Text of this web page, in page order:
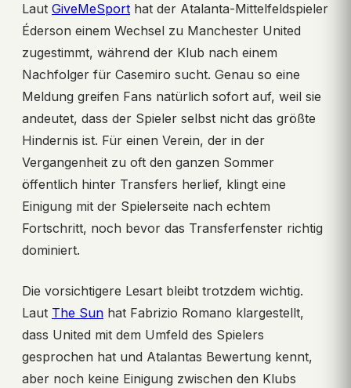
Laut GiveMeSport hat der Atalanta-Mittelfeldspieler
Éderson einem Wechsel zu Manchester United
zugestimmt, während der Klub nach einem
Nachfolger für Casemiro sucht. Genau so eine
Meldung greifen Fans natürlich sofort auf, weil sie
andeutet, dass der Spieler selbst nicht das größte
Hindernis ist. Für einen Verein, der in der
Vergangenheit zu oft den ganzen Sommer
öffentlich hinter Transfers herlief, klingt eine
Einigung mit der Spielerseite nach echtem
Fortschritt, noch bevor das Transferfenster richtig
dominiert.
Die vorsichtigere Lesart bleibt trotzdem wichtig.
Laut The Sun hat Fabrizio Romano klargestellt,
dass United mit dem Umfeld des Spielers
gesprochen hat und Atalantas Bewertung kennt,
aber noch keine Einigung zwischen den Klubs